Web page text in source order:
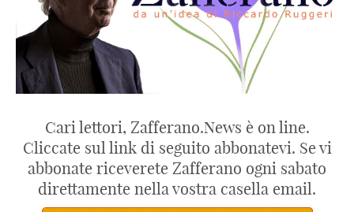
Cari lettori, Zafferano.News è on line.
Cliccate sul link di seguito abbonatevi. Se vi
abbonate riceverete Zafferano ogni sabato
direttamente nella vostra casella email.